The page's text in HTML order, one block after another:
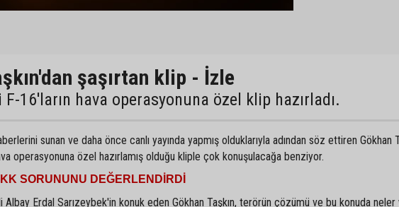
şaşırtan klip - İzle
16'ların hava operasyonuna özel klip hazırladı.
sunan ve daha önce canlı yayında yapmış olduklarıyla adından söz ettiren Gökhan
operasyonuna özel hazırlamış olduğu kliple çok konuşulacağa benziyor.
SORUNUNU DEĞERLENDİRDİ
Albay Erdal Sarızeybek'in konuk eden Gökhan Taşkın, terörün çözümü ve bu konuda neler